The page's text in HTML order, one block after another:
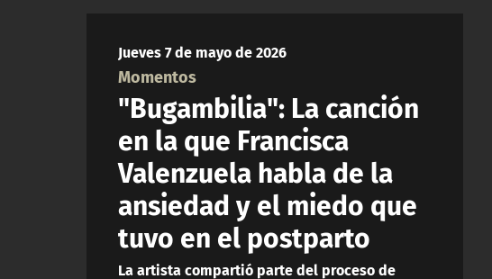
Jueves 7 de mayo de 2026
Momentos
"Bugambilia": La canción
en la que Francisca
Valenzuela habla de la
ansiedad y el miedo que
tuvo en el postparto
La artista compartió parte del proceso de